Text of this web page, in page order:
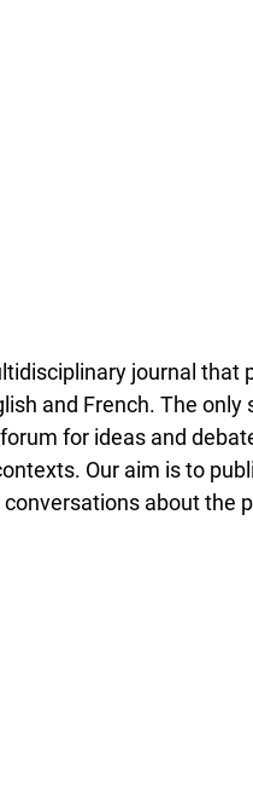
journal that
and French. The
for ideas and
Our aim is to
about the